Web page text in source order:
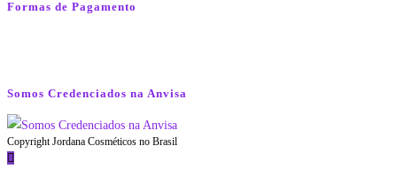
Formas de Pagamento
Somos Credenciados na Anvisa
Copyright Jordana Cosméticos no Brasil